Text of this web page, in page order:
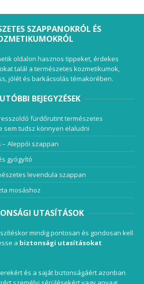
SZAPPANOKRÓL ÉS
oldalon hasznos tippeket, érdekes
talál a természetes kozmetikumok,
jólét és barkácsolás témakörében.
BEJEGYZÉSEK
fürdőrutint természetes
sem tudsz könnyen elaludni
Aleppói szappan
gyógyító
levendula szappan
mosáshoz
UTASÍTÁSOK
mindig pontosan és gondosan kell
a biztonsági utasításokat
és a saját biztonságáért azonban